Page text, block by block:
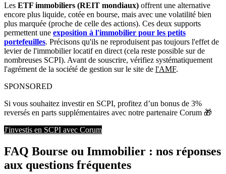
Les ETF immobiliers (REIT mondiaux) offrent une alternative
encore plus liquide, cotée en bourse, mais avec une volatilité bien
plus marquée (proche de celle des actions). Ces deux supports
permettent une exposition à l'immobilier pour les petits
portefeuilles. Précisons qu'ils ne reproduisent pas toujours l'effet de
levier de l'immobilier locatif en direct (cela reste possible sur de
nombreuses SCPI). Avant de souscrire, vérifiez systématiquement
l'agrément de la société de gestion sur le site de l'AMF.
SPONSORED
Si vous souhaitez investir en SCPI, profitez d’un bonus de 3%
reversés en parts supplémentaires avec notre partenaire Corum 🎁
J'investis en SCPI avec Corum
FAQ Bourse ou Immobilier : nos réponses
aux questions fréquentes